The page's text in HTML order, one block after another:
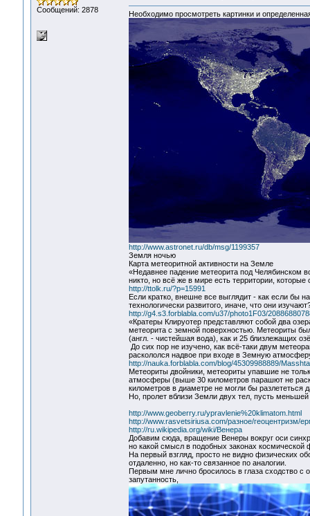
Сообщений: 2878
Необходимо просмотреть картинки и
http://www.astronet.ru/db/msg/1199357
Земля ночью
Карта метеоритной активности на Земле
«Недавнее падение метеорита под Челябинском
никто, но всё же в мире есть территории,
http://ttolk.ru/?p=15991
Если кратко, внешне все выглядит - как если
технологически развитого, иначе, что они
http://g4.s3.forblabla.com/u37/photo1F03/
«Кратеры Клируотер представляют собой два
метеорита с земной поверхностью. Метеориты
(англ. - чистейшая вода), как и 25 близлежащих
До сих пор не изучено, как всё-таки двум
раскололся надвое при входе в Земную
http://nauka.forblabla.com/blog/45309988889/
Метеориты двойники, метеориты упавшие не
атмосферы (выше 30 километров парашют не
километров в диаметре не могли бы разлететься
Но, пролет вблизи Земли двух тел, пусть
http://www.geoberry.ru/ypravlenie%20klimatom.html
http://www.rasvetsiriusa.com/разное/геоцентризм/
http://ru.wikipedia.org/wiki/Венера
Добавим сюда, вращение Венеры вокруг оси
но какой смысл в подобных законах космической
На первый взгляд, просто не видно физических
отдаленно, но как-то связанное по аналогии.
Первым мне лично бросилось в глаза сходство с
запутанность,